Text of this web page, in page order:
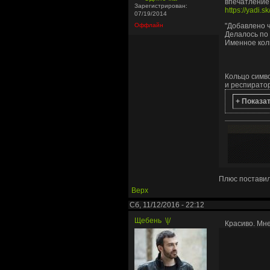
Зарегистрирован:
07/19/2014
Оффлайн
https://
"Добавлено
Делалось по
Именное
Кольцо
и
+
Плюс
Верх
Сб, 11/12/2016 - 22:12
Щебень \|/ Красиво.